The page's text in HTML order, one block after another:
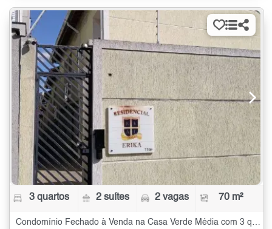
3 quartos 2 suítes 2 vagas 70 m²
Condomínio Fechado à Venda na Casa Verde Média com 3 quartos - 70 m²